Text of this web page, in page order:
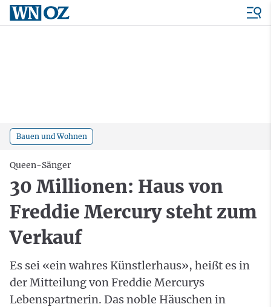
Bauen und Wohnen
Queen-Sänger
30 Millionen: Haus von
Freddie Mercury steht zum
Verkauf
Es sei «ein wahres Künstlerhaus», heißt es in
der Mitteilung von Freddie Mercurys
Lebenspartnerin. Das noble Häuschen in